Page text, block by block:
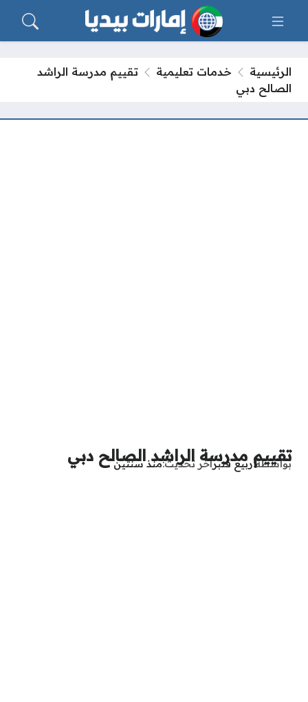
الرئيسية خدمات تعليمية
تقييم مدرسة الراشد
الصالح دبي
تقييم مدرسة الراشد الصالح دبي
بواسطة ربيع قنبرآخر تحديثمنذ سنتين